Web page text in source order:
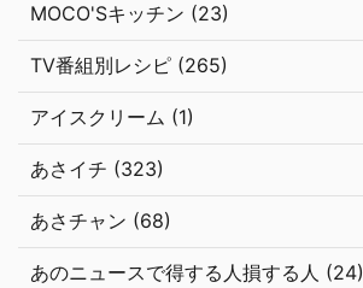
MOCO'Sキッチン (23)
TV番組別レシピ (265)
アイスクリーム (1)
あさイチ (323)
あさチャン (68)
あのニュースで得する人損する人 (24)